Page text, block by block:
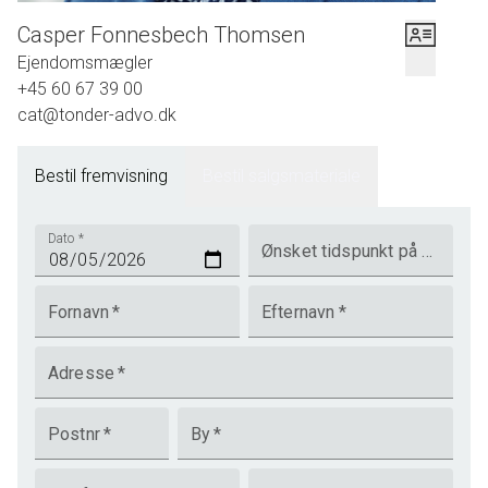
Casper Fonnesbech Thomsen
Ejendomsmægler
+45 60 67 39 00
cat@tonder-advo.dk
Bestil fremvisning
Dato *
Ønsket tidspunkt på dagen
Fornavn * Efternavn *
Adresse *
Postnr* By*